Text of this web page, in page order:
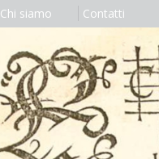
Chi siamo Contatti